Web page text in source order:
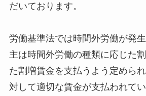
だいております。
労働基準法では時間外労働が発
主は時間外労働の種類に応じた
た割増賃金を支払うよう定めら
対して適切な賃金が支払われて